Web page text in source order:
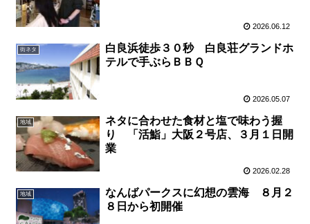
2026.06.12
街ネタ
白良浜徒歩３０秒 白良荘グランドホ
テルで手ぶらＢＢＱ
2026.05.07
地域
ネタに合わせた食材と塩で味わう握
り 「活鮨」大阪２号店、３月１日開
業
2026.02.28
地域
なんばパークスに幻想の雲海 ８月２
８日から初開催